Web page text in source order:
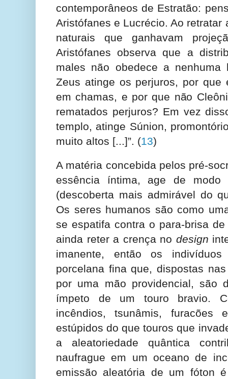
contemporâneos de Estratão:
Aristófanes e Lucrécio. Ao
naturais que ganhavam
Aristófanes observa que a
males não obedece a nenhuma
Zeus atinge os perjuros, por que
em chamas, e por que não
rematados perjuros? Em vez
templo, atinge Súnion,
muito altos [...]”. (13)
A matéria concebida pelos pré-
essência íntima, age de modo
(descoberta mais admirável do
Os seres humanos são como
se espatifa contra o para-brisa
ainda reter a crença no design
imanente, então os
porcelana fina que, dispostas
por uma mão providencial, são
ímpeto de um touro bravio.
incêndios, tsunâmis, furacões
estúpidos do que touros que
a aleatoriedade quântica
naufrague em um oceano de
emissão aleatória de um fóton